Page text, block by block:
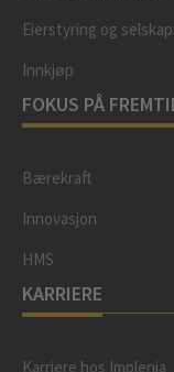
Eierstyring og
Innkjøp
FOKUS PÅ
Bærekraft
Innovasjon
HMS
KARRIERE
Karriere hos Implenia